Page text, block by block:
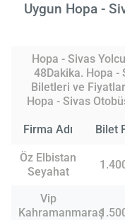
Uygun Hopa -
Hopa - Sivas
48Dakika. Hopa -
Biletleri ve
Hopa - Sivas
Firma Adı Bilet
Öz Elbistan
Seyahat
Vip
Kahramanmaraş